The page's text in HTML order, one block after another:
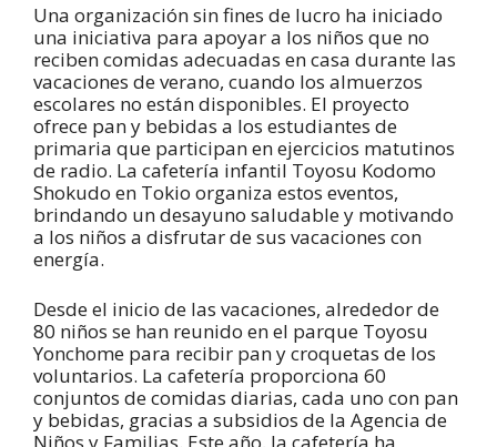
Una organización sin fines de lucro ha iniciado
una iniciativa para apoyar a los niños que no
reciben comidas adecuadas en casa durante las
vacaciones de verano, cuando los almuerzos
escolares no están disponibles. El proyecto
ofrece pan y bebidas a los estudiantes de
primaria que participan en ejercicios matutinos
de radio. La cafetería infantil Toyosu Kodomo
Shokudo en Tokio organiza estos eventos,
brindando un desayuno saludable y motivando
a los niños a disfrutar de sus vacaciones con
energía.
Desde el inicio de las vacaciones, alrededor de
80 niños se han reunido en el parque Toyosu
Yonchome para recibir pan y croquetas de los
voluntarios. La cafetería proporciona 60
conjuntos de comidas diarias, cada uno con pan
y bebidas, gracias a subsidios de la Agencia de